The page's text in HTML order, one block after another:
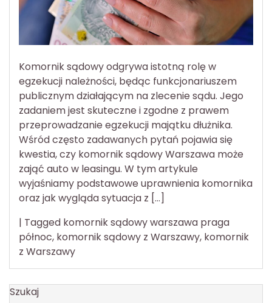
Komornik sądowy odgrywa istotną rolę w
egzekucji należności, będąc funkcjonariuszem
publicznym działającym na zlecenie sądu. Jego
zadaniem jest skuteczne i zgodne z prawem
przeprowadzanie egzekucji majątku dłużnika.
Wśród często zadawanych pytań pojawia się
kwestia, czy komornik sądowy Warszawa może
zająć auto w leasingu. W tym artykule
wyjaśniamy podstawowe uprawnienia komornika
oraz jak wygląda sytuacja z […]
| Tagged komornik sądowy warszawa praga
północ, komornik sądowy z Warszawy, komornik
z Warszawy
Szukaj